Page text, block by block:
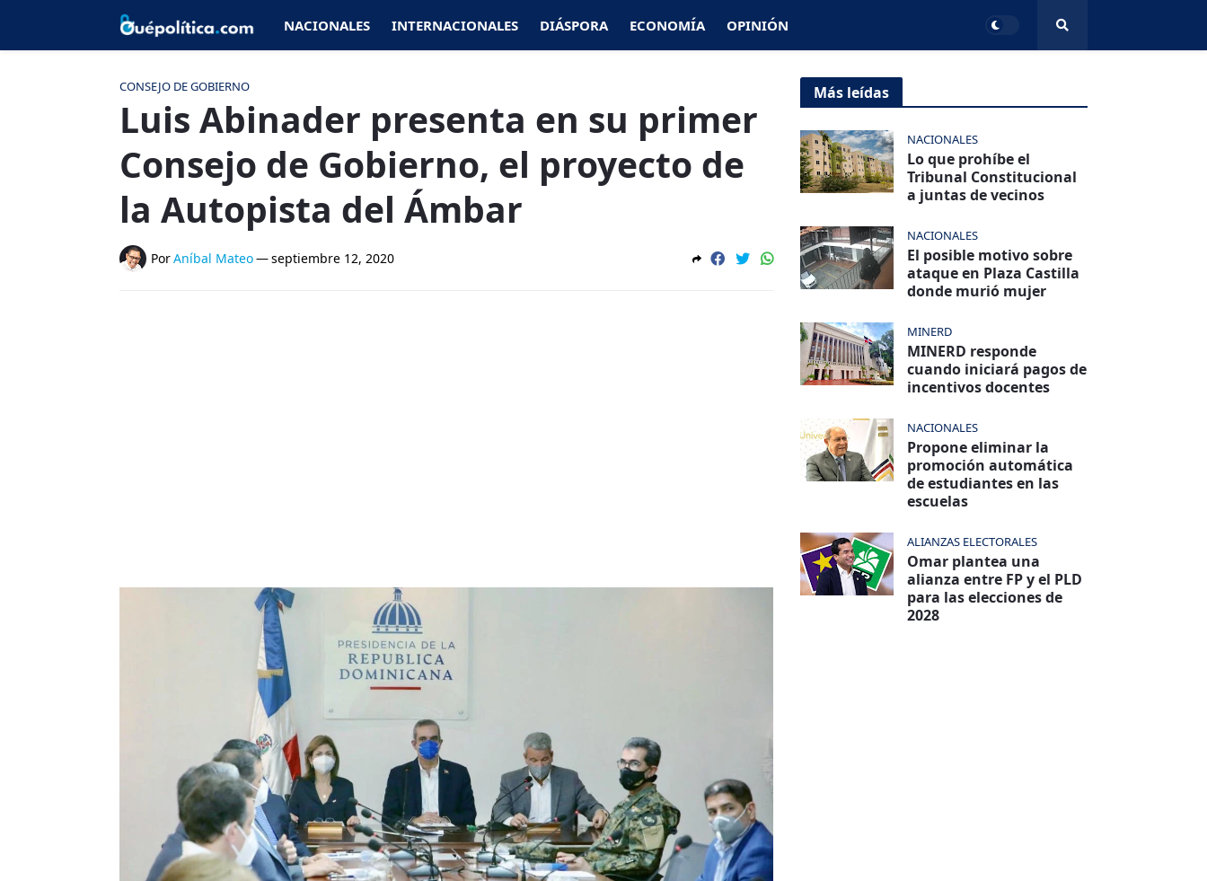
NACIONALES INTERNACIONALES DIÁSPORA ECONOMÍA OPINIÓN
CONSEJO DE GOBIERNO
Luis Abinader presenta en su primer
Consejo de Gobierno, el proyecto de
la Autopista del Ámbar
PorAníbal Mateo—septiembre 12, 2020
Más leídas
NACIONALES
Lo que prohíbe el
Tribunal Constitucional
a juntas de vecinos
NACIONALES
El posible motivo sobre
ataque en Plaza Castilla
donde murió mujer
MINERD
MINERD responde
cuando iniciará pagos de
incentivos docentes
NACIONALES
Propone eliminar la
promoción automática
de estudiantes en las
escuelas
ALIANZAS ELECTORALES
Omar plantea una
alianza entre FP y el PLD
para las elecciones de
2028